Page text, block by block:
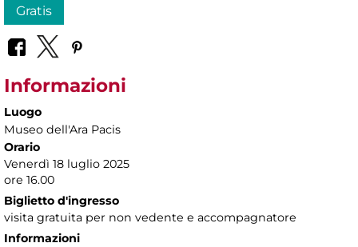
Gratis
Informazioni
Luogo
Museo dell'Ara Pacis
Orario
Venerdì 18 luglio 2025
ore 16.00
Biglietto d'ingresso
visita gratuita per non vedente e accompagnatore
Informazioni